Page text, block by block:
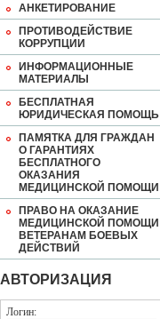
АНКЕТИРОВАНИЕ
ПРОТИВОДЕЙСТВИЕ
КОРРУПЦИИ
ИНФОРМАЦИОННЫЕ
МАТЕРИАЛЫ
БЕСПЛАТНАЯ
ЮРИДИЧЕСКАЯ ПОМОЩЬ
ПАМЯТКА ДЛЯ ГРАЖДАН
О ГАРАНТИЯХ
БЕСПЛАТНОГО
ОКАЗАНИЯ
МЕДИЦИНСКОЙ ПОМОЩИ
ПРАВО НА ОКАЗАНИЕ
МЕДИЦИНСКОЙ ПОМОЩИ
ВЕТЕРАНАМ БОЕВЫХ
ДЕЙСТВИЙ
АВТОРИЗАЦИЯ
Логин: